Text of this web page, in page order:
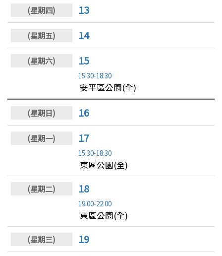
13
14
15
15:30-18:30
安平區公園(全)
16
17
15:30-18:30
東區公園(全)
18
19:00-22:00
東區公園(全)
19